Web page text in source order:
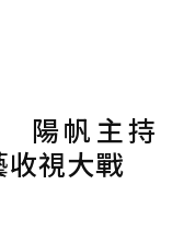
陽帆主持
收視大戰